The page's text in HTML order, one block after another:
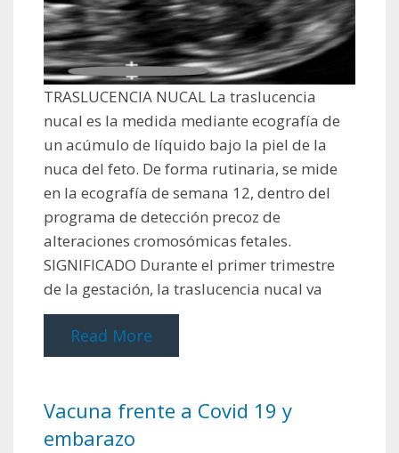
TRASLUCENCIA NUCAL La traslucencia
nucal es la medida mediante ecografía de
un acúmulo de líquido bajo la piel de la
nuca del feto. De forma rutinaria, se mide
en la ecografía de semana 12, dentro del
programa de detección precoz de
alteraciones cromosómicas fetales.
SIGNIFICADO Durante el primer trimestre
de la gestación, la traslucencia nucal va
Read More
Vacuna frente a Covid 19 y
embarazo